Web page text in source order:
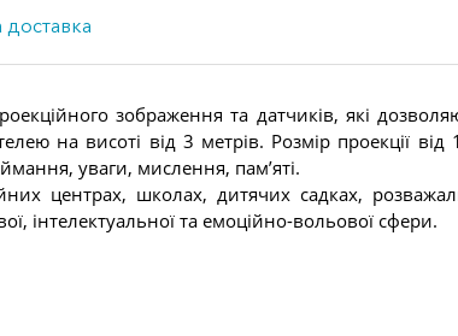
доставка
зображення та датчиків, які
на висоті від 3 метрів. Розмір проекції
уваги, мислення, пам’яті.
центрах, школах, дитячих садках,
інтелектуальної та емоційно-вольової сфери.